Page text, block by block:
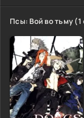
Псы: Вой во тьму (1
100